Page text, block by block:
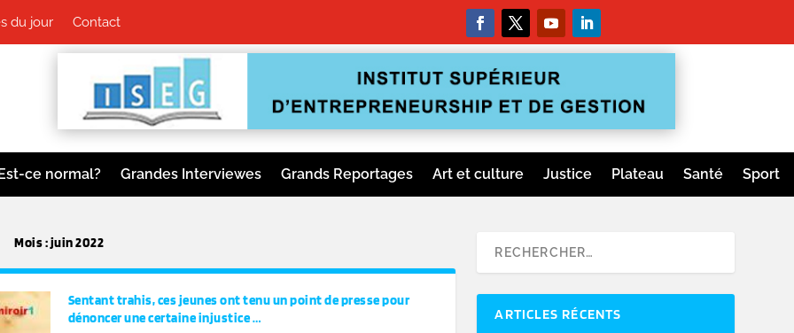
du jour Contact
ce normal? Grandes Interviewes Grands Reportages Art et culture Justice Plateau Santé Sport
Mois :juin 2022
Sentant trahis, ces jeunes ont tenu un point de presse pour
dénoncer une certaine injustice …
ARTICLES RÉCENTS